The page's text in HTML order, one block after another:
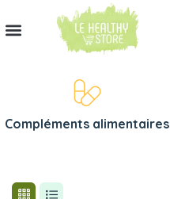
Compléments alimentaires